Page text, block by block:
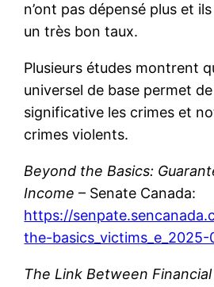
n’ont pas dépensé plus et
un très bon taux.
Plusieurs études montrent
universel de base permet
significative les crimes et
crimes violents.
Beyond the Basics:
Income – Senate Canada:
https://
the-
The Link Between